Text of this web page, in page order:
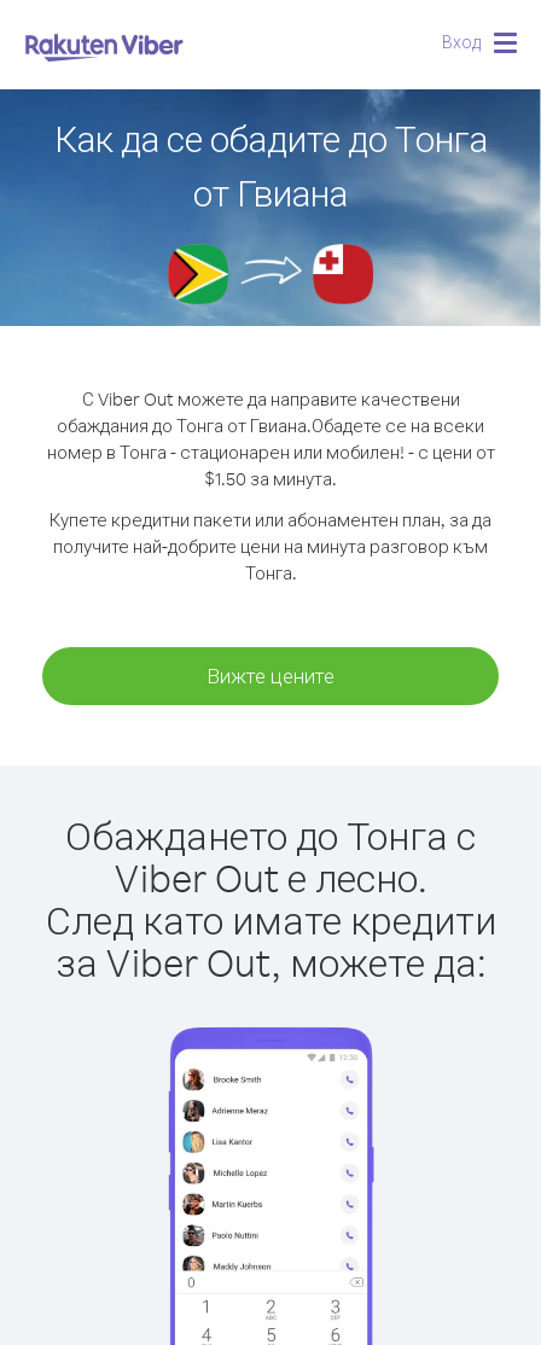
Вход
Как да се обадите до Тонга
от Гвиана
С Viber Out можете да направите качествени
обаждания до Тонга от Гвиана.Обадете се на всеки
номер в Тонга - стационарен или мобилен! - с цени от
$1.50 за минута.
Купете кредитни пакети или абонаментен план, за да
получите най-добрите цени на минута разговор към
Тонга.
Вижте цените
Обаждането до Тонга с
Viber Out е лесно.
След като имате кредити
за Viber Out, можете да: